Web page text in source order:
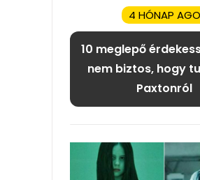
4 HÓNAP AGO
10 meglepő
nem biztos, hogy
Paxtonról